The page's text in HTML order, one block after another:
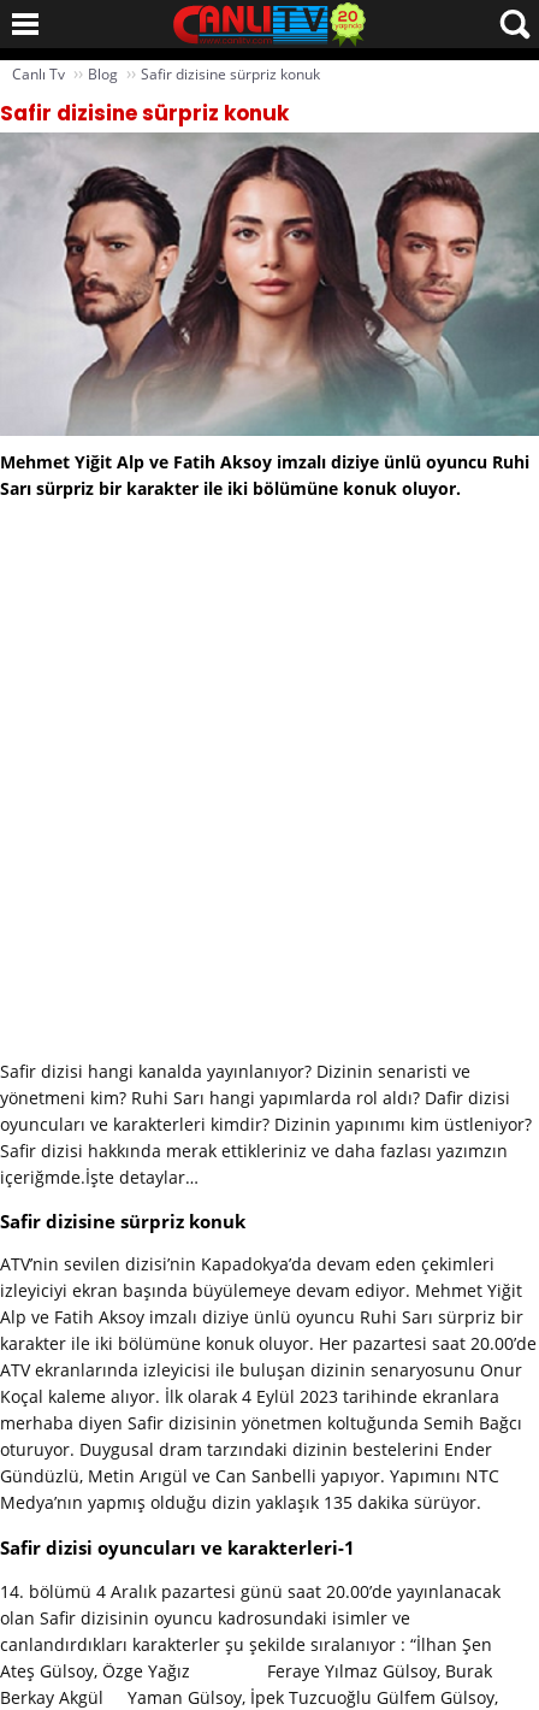
Canlı Tv ›› Blog ›› Safir dizisine sürpriz konuk
Safir dizisine sürpriz konuk
Mehmet Yiğit Alp ve Fatih Aksoy imzalı diziye ünlü oyuncu Ruhi
Sarı sürpriz bir karakter ile iki bölümüne konuk oluyor.
Safir dizisi hangi kanalda yayınlanıyor? Dizinin senaristi ve
yönetmeni kim? Ruhi Sarı hangi yapımlarda rol aldı? Dafir dizisi
oyuncuları ve karakterleri kimdir? Dizinin yapınımı kim üstleniyor?
Safir dizisi hakkında merak ettikleriniz ve daha fazlası yazımzın
içeriğmde.İşte detaylar…
Safir dizisine sürpriz konuk
ATV’nin sevilen dizisi’nin Kapadokya’da devam eden çekimleri
izleyiciyi ekran başında büyülemeye devam ediyor. Mehmet Yiğit
Alp ve Fatih Aksoy imzalı diziye ünlü oyuncu Ruhi Sarı sürpriz bir
karakter ile iki bölümüne konuk oluyor. Her pazartesi saat 20.00’de
ATV ekranlarında izleyicisi ile buluşan dizinin senaryosunu Onur
Koçal kaleme alıyor. İlk olarak 4 Eylül 2023 tarihinde ekranlara
merhaba diyen Safir dizisinin yönetmen koltuğunda Semih Bağcı
oturuyor. Duygusal dram tarzındaki dizinin bestelerini Ender
Gündüzlü, Metin Arıgül ve Can Sanbelli yapıyor. Yapımını NTC
Medya’nın yapmış olduğu dizin yaklaşık 135 dakika sürüyor.
Safir dizisi oyuncuları ve karakterleri-1
14. bölümü 4 Aralık pazartesi günü saat 20.00’de yayınlanacak
olan Safir dizisinin oyuncu kadrosundaki isimler ve
canlandırdıkları karakterler şu şekilde sıralanıyor : “İlhan Şen
Ateş Gülsoy, Özge Yağız Feraye Yılmaz Gülsoy, Burak
Berkay Akgül Yaman Gülsoy, İpek Tuzcuoğlu Gülfem Gülsoy,